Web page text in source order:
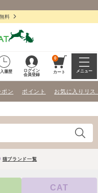
料
履歴
ログイン
会員登録
0
カート メニュー
ポン ポイント お気に入りリス
猫ブランド一覧
CAT